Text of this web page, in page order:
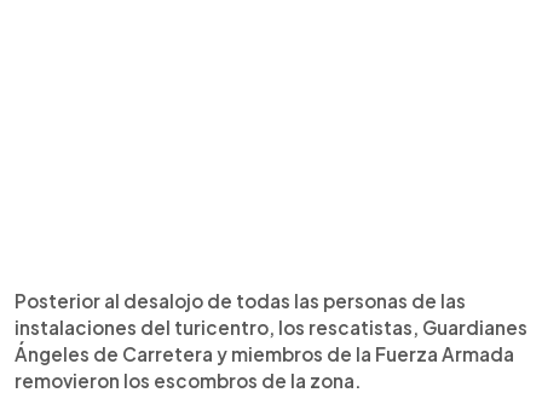
Posterior al desalojo de todas las personas de las
instalaciones del turicentro, los rescatistas, Guardianes
Ángeles de Carretera y miembros de la Fuerza Armada
removieron los escombros de la zona.